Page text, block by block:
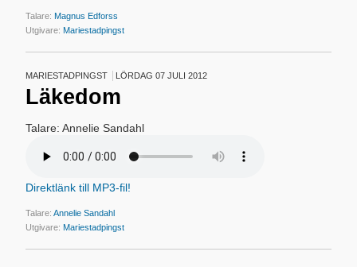
Talare:Magnus Edforss
Utgivare:Mariestadpingst
MARIESTADPINGST LÖRDAG 07 JULI 2012
Läkedom
Talare: Annelie Sandahl
Direktlänk till MP3-fil!
Talare:Annelie Sandahl
Utgivare:Mariestadpingst